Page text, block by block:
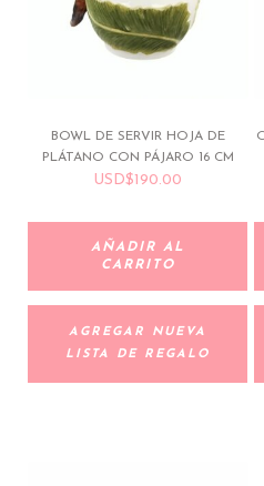
BOWL DE SERVIR HOJA DE
PLÁTANO CON PÁJARO 16 CM
USD$190.00
AÑADIR AL
CARRITO
AGREGAR NUEVA
LISTA DE REGALO